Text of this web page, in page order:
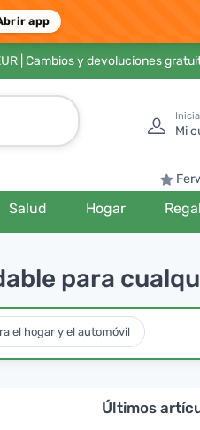
app
| Cambios y devoluciones
Mi
Salud Hogar
para
el hogar y el automóvil
Últimos